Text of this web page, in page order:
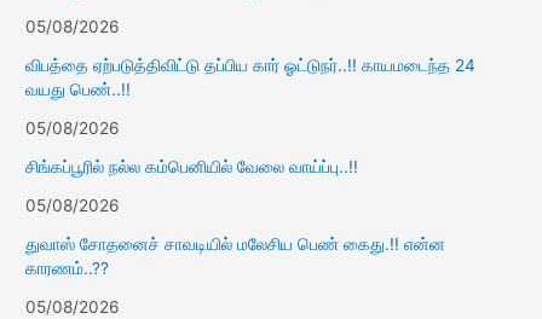
05/08/2026
விபத்தை ஏற்படுத்திவிட்டு தப்பிய கார் ஓட்டுநர்..!! காயமடைந்த 24
வயது பெண்..!!
05/08/2026
சிங்கப்பூரில் நல்ல கம்பெனியில் வேலை வாய்ப்பு..!!
05/08/2026
துவாஸ் சோதனைச் சாவடியில் மலேசிய பெண் கைது.!! என்ன
காரணம்..??
05/08/2026